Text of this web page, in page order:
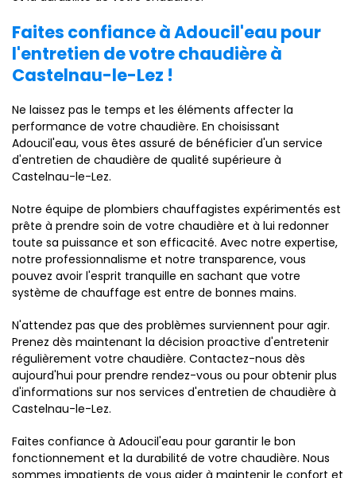
Faites confiance à Adoucil'eau pour
l'entretien de votre chaudière à
Castelnau-le-Lez !
Ne laissez pas le temps et les éléments affecter la
performance de votre chaudière. En choisissant
Adoucil'eau, vous êtes assuré de bénéficier d'un service
d'entretien de chaudière de qualité supérieure à
Castelnau-le-Lez.
Notre équipe de plombiers chauffagistes expérimentés est
prête à prendre soin de votre chaudière et à lui redonner
toute sa puissance et son efficacité. Avec notre expertise,
notre professionnalisme et notre transparence, vous
pouvez avoir l'esprit tranquille en sachant que votre
système de chauffage est entre de bonnes mains.
N'attendez pas que des problèmes surviennent pour agir.
Prenez dès maintenant la décision proactive d'entretenir
régulièrement votre chaudière. Contactez-nous dès
aujourd'hui pour prendre rendez-vous ou pour obtenir plus
d'informations sur nos services d'entretien de chaudière à
Castelnau-le-Lez.
Faites confiance à Adoucil'eau pour garantir le bon
fonctionnement et la durabilité de votre chaudière. Nous
sommes impatients de vous aider à maintenir le confort et